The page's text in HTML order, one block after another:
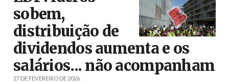
sobem,
distribuição de
dividendos aumenta e os
salários... não acompanham
27 DE FEVEREIRO DE 2026